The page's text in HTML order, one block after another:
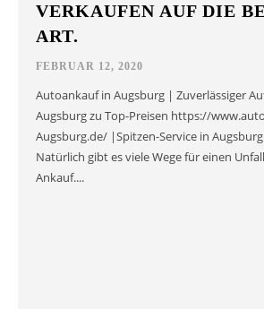
VERKAUFEN AUF DIE
ART.
FEBRUAR 12, 2020
Autoankauf in Augsburg | Zuverlässiger
Augsburg zu Top-Preisen https://
Augsburg.de/ |Spitzen-Service in
Natürlich gibt es viele Wege für einen
Ankauf....